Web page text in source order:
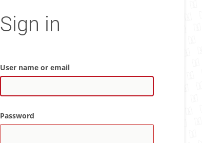
Sign in
User name or email
Password